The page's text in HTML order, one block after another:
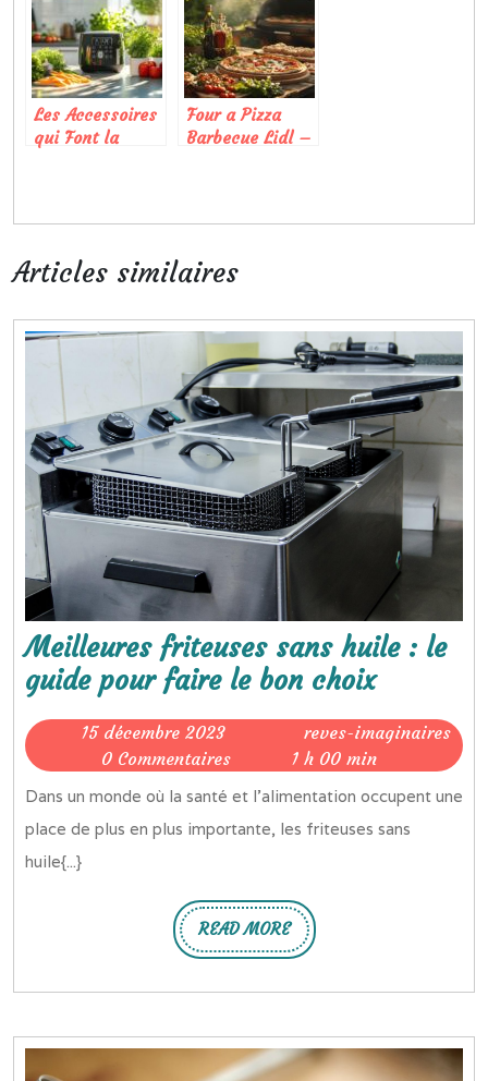
innovations
culinaires
adaptée à votre
entreprise
Les Accessoires
qui Font la
de Friteuse sans
Four a Pizza
Barbecue Lidl –
transforme vos
Articles similaires
Meilleures friteuses sans huile : le
guide pour faire le bon choix
friteuses
sans
huile
:
le
choix
15 décembre 202315
décembre
reves-imaginaires
0 Commentaires 1 h 00 min
Dans un monde où la santé et l’alimentation occupent une
place de plus en plus importante, les friteuses sans
huile{...}
READ MORE
READ
MORE